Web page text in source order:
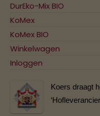
DurEko-Mix BIO
KoMex
KoMex BIO
Winkelwagen
Inloggen
Koers draagt